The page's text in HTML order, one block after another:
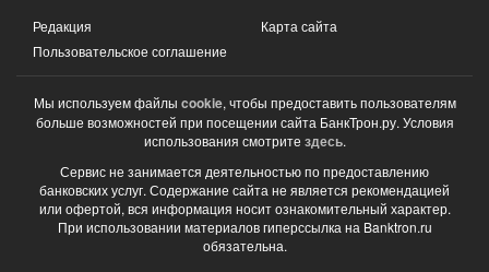
Редакция
Пользовательское соглашение
Карта сайта
Мы используем файлы cookie, чтобы предоставить пользователям
больше возможностей при посещении сайта БанкТрон.ру. Условия
использования смотрите здесь.
Сервис не занимается деятельностью по предоставлению
банковских услуг. Содержание сайта не является рекомендацией
или офертой, вся информация носит ознакомительный характер.
При использовании материалов гиперссылка на Banktron.ru
обязательна.